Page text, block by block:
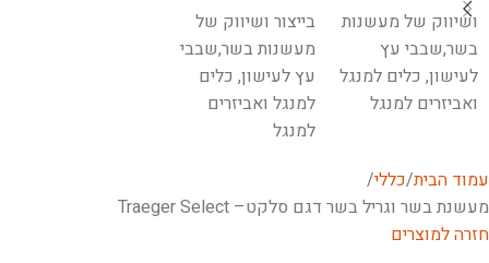
עמוד הבית כללי
מעשנת בשר וגריל בשר דגם סלקט– Traeger Select
חזרה למוצרים